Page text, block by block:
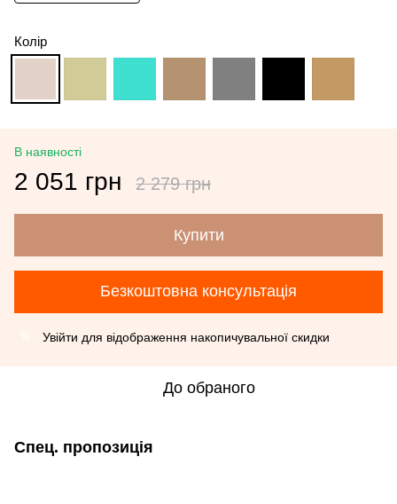
Колір
В наявності
2 051 грн 2 279 грн
Купити
Безкоштовна консультація
Увійти для відображення накопичувальної скидки
До обраного
Спец. пропозиція